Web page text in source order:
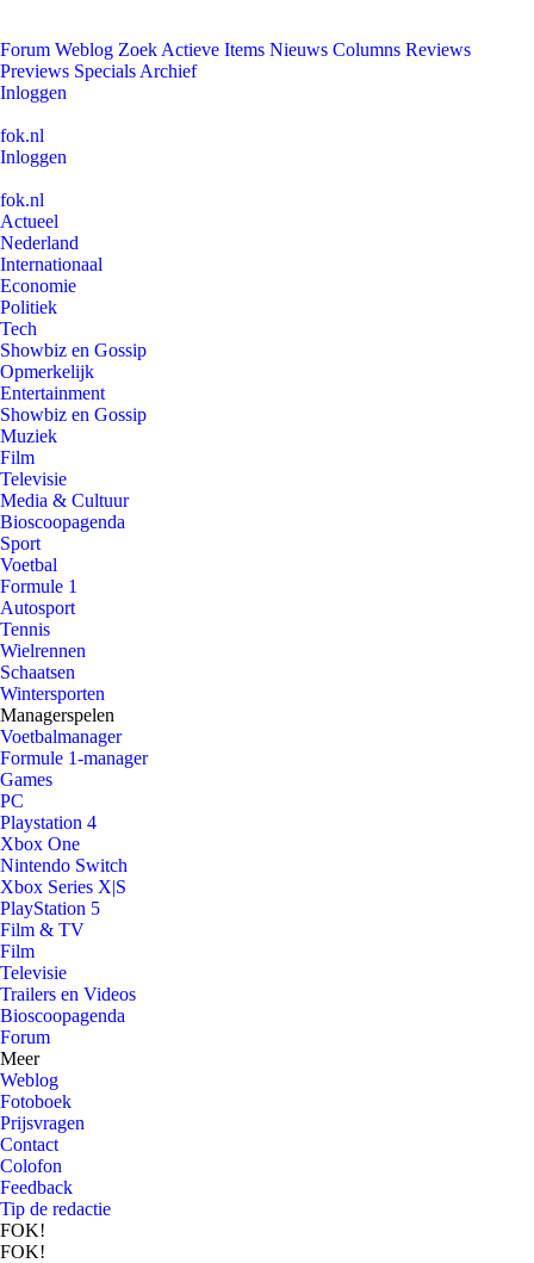
Forum Weblog Zoek Actieve Items Nieuws Columns Reviews
Previews Specials Archief
Inloggen
fok.nl
Inloggen
fok.nl
Actueel
Nederland
Internationaal
Economie
Politiek
Tech
Showbiz en Gossip
Opmerkelijk
Entertainment
Showbiz en Gossip
Muziek
Film
Televisie
Media & Cultuur
Bioscoopagenda
Sport
Voetbal
Formule 1
Autosport
Tennis
Wielrennen
Schaatsen
Wintersporten
Managerspelen
Voetbalmanager
Formule 1-manager
Games
PC
Playstation 4
Xbox One
Nintendo Switch
Xbox Series X|S
PlayStation 5
Film & TV
Film
Televisie
Trailers en Videos
Bioscoopagenda
Forum
Meer
Weblog
Fotoboek
Prijsvragen
Contact
Colofon
Feedback
Tip de redactie
FOK!
FOK!